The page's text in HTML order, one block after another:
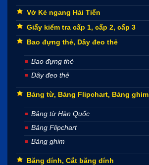
Vở Kẻ ngang Hải Tiến
Giấy kiểm tra cấp 1, cấp 2, cấp 3
Bao đựng thẻ, Dây đeo thẻ
Bao đựng thẻ
Dây đeo thẻ
Bảng từ, Bảng Flipchart, Bảng ghim
Bảng từ Hàn Quốc
Bảng Flipchart
Bảng ghim
Băng dính, Cắt băng dính